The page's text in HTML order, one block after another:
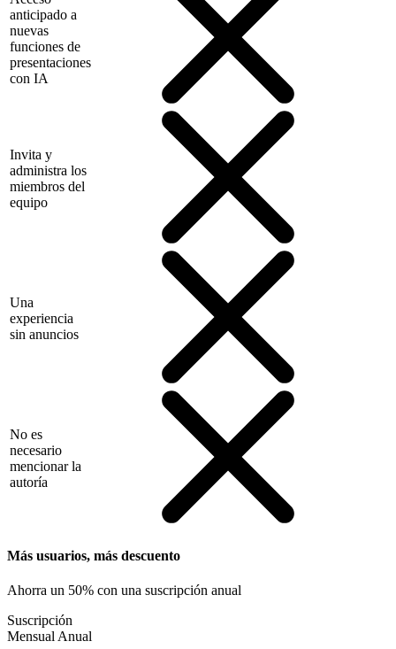
anticipado a
nuevas
funciones de
presentaciones
con IA
Invita y
administra los
miembros del
equipo
Una
experiencia
sin anuncios
No es
necesario
mencionar la
autoría
Más usuarios, más descuento
Ahorra un 50% con una suscripción anual
Suscripción
Mensual Anual